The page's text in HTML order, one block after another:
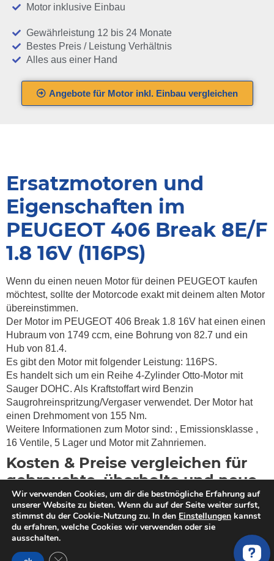
Motor inklusive Einbau
Gewährleistung 12 bis 24 Monate
Bestes Preis / Leistung Verhältnis
Alles aus einer Hand
Angebote für Motor inkl. Einbau vergleichen
Ersatzmotoren und
Eigenschaften im
PEUGEOT 406 Break 8E/F
1.8 16V (116PS)
Wenn du einen neuen Motor für deinen PEUGEOT kaufen
möchtest, sollte der Motorcode exakt mit deinem alten Motor
übereinstimmen.
Der Motor im PEUGEOT 406 Break 1.8 16V hat einen einen
Hubraum von 1749 ccm, eine Bohrung von 82.7 und ein
Hub von 81.4.
Es gibt den Motor mit folgender Leistung: 116PS.
Es handelt sich um ein Reihe 4-Zylinder Otto-Motor mit
Sauger DOHC. Als Kraftstoffart wird Benzin
Saugrohreinspritzung/Vergaser verwendet. Der Motor hat
einen Drehmoment von 155 Nm.
Weitere Informationen zum Motor sind: , Emissionsklasse ,
16 Ventile, 5 Lager und Motor mit Zahnriemen.
Kosten & Preise vergleichen für
gebrauchte, überholte und neue
Austauschmotoren für ein
PEUGEOT 406 Break 1.8 16V
Du willst einen Motor kaufen? MotorschadenVergleich hilft
dir bei der Suche nach einem qualitativ hochwertigen
Wir verwenden Cookies, um dir die bestmögliche Erfahrung auf
unserer Website zu bieten. Wenn du auf der Seite weiter surfst,
stimmst du der Cookie-Nutzung zu. In den Einstellungen kannst
du erfahren, welche Cookies wir verwenden oder sie
ausschalten.
GDPR Cookie-Banner schließen